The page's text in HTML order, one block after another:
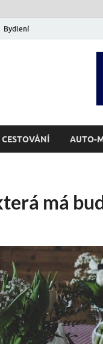
Bydlení
CESTOVÁNÍ AUTO-
má